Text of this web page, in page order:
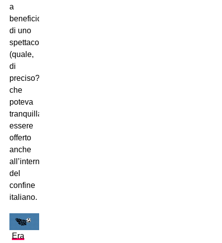
a
beneficio
di uno
spettacolo
(quale,
di
preciso?)
che
poteva
tranquillamente
essere
offerto
anche
all’interno
del
confine
italiano.
Era